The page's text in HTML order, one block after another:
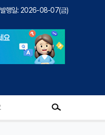
발행일: 2026-08-07(금)